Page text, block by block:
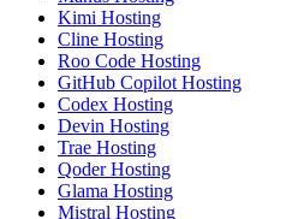
Kimi Hosting
Cline Hosting
Roo Code Hosting
GitHub Copilot Hosting
Codex Hosting
Devin Hosting
Trae Hosting
Qoder Hosting
Glama Hosting
Mistral Hosting